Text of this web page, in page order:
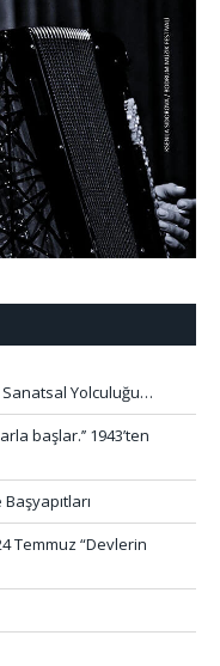
Sanatsal Yolculuğu…
başlar.’’ 1943’ten
Temmuz “Devlerin